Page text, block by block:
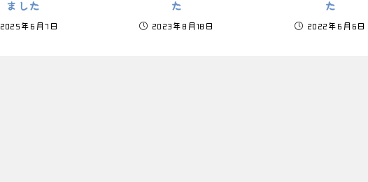
ました
2025年6月7日
た
2023年8月18日
た
2022年6月6日